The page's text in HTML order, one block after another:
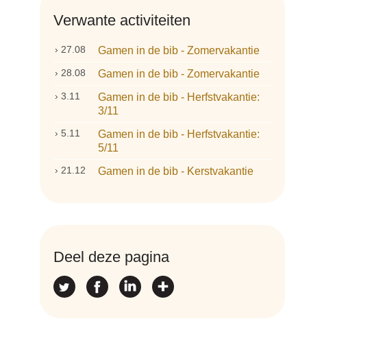
Verwante activiteiten
27.08 Gamen in de bib - Zomervakantie
28.08 Gamen in de bib - Zomervakantie
3.11
Gamen in de bib - Herfstvakantie:
3/11
5.11
Gamen in de bib - Herfstvakantie:
5/11
21.12 Gamen in de bib - Kerstvakantie
Deel deze pagina